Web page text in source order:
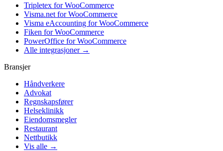
Tripletex for WooCommerce
Visma.net for WooCommerce
Visma eAccounting for WooCommerce
Fiken for WooCommerce
PowerOffice for WooCommerce
Alle integrasjoner →
Bransjer
Håndverkere
Advokat
Regnskapsfører
Helseklinikk
Eiendomsmegler
Restaurant
Nettbutikk
Vis alle →